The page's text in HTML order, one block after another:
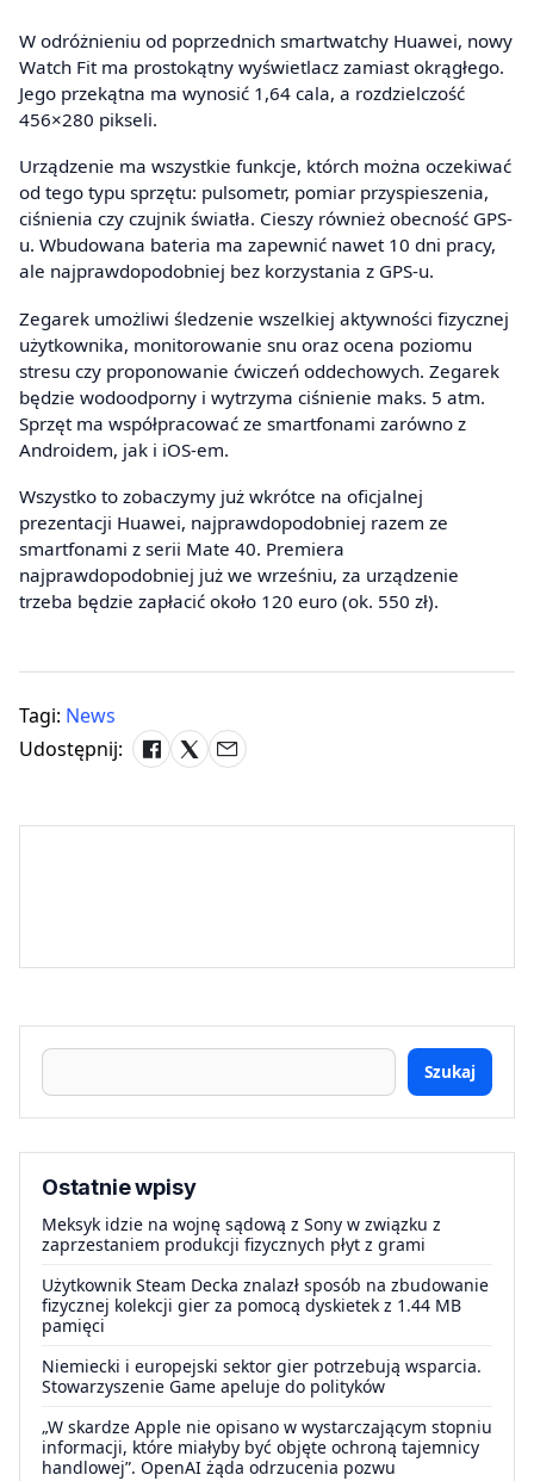
W odróżnieniu od poprzednich smartwatchy Huawei, nowy
Watch Fit ma prostokątny wyświetlacz zamiast okrągłego.
Jego przekątna ma wynosić 1,64 cala, a rozdzielczość
456×280 pikseli.
Urządzenie ma wszystkie funkcje, którch można oczekiwać
od tego typu sprzętu: pulsometr, pomiar przyspieszenia,
ciśnienia czy czujnik światła. Cieszy również obecność GPS-
u. Wbudowana bateria ma zapewnić nawet 10 dni pracy,
ale najprawdopodobniej bez korzystania z GPS-u.
Zegarek umożliwi śledzenie wszelkiej aktywności fizycznej
użytkownika, monitorowanie snu oraz ocena poziomu
stresu czy proponowanie ćwiczeń oddechowych. Zegarek
będzie wodoodporny i wytrzyma ciśnienie maks. 5 atm.
Sprzęt ma współpracować ze smartfonami zarówno z
Androidem, jak i iOS-em.
Wszystko to zobaczymy już wkrótce na oficjalnej
prezentacji Huawei, najprawdopodobniej razem ze
smartfonami z serii Mate 40. Premiera
najprawdopodobniej już we wrześniu, za urządzenie
trzeba będzie zapłacić około 120 euro (ok. 550 zł).
Tagi: News
Udostępnij:
Szukaj
Ostatnie wpisy
Meksyk idzie na wojnę sądową z Sony w związku z
zaprzestaniem produkcji fizycznych płyt z grami
Użytkownik Steam Decka znalazł sposób na zbudowanie
fizycznej kolekcji gier za pomocą dyskietek z 1.44 MB
pamięci
Niemiecki i europejski sektor gier potrzebują wsparcia.
Stowarzyszenie Game apeluje do polityków
„W skardze Apple nie opisano w wystarczającym stopniu
informacji, które miałyby być objęte ochroną tajemnicy
handlowej”. OpenAI żąda odrzucenia pozwu